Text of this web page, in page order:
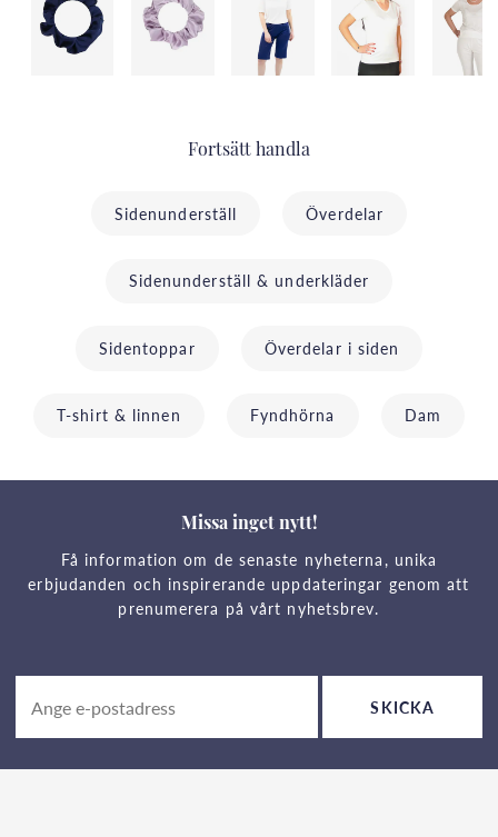
Fortsätt handla
Sidenunderställ Överdelar
Sidenunderställ & underkläder
Sidentoppar Överdelar i siden
T-shirt & linnen Fyndhörna Dam
Missa inget nytt!
Få information om de senaste nyheterna, unika
erbjudanden och inspirerande uppdateringar genom att
prenumerera på vårt nyhetsbrev.
SKICKA